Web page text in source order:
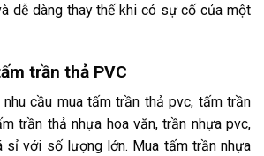
dễ dàng thay thế khi có sự cố của một
trần thả PVC
nhu cầu mua tấm trần thả pvc, tấm trần
trần thả nhựa hoa văn, trần nhựa pvc,
sỉ với số lượng lớn. Mua tấm trần nhựa